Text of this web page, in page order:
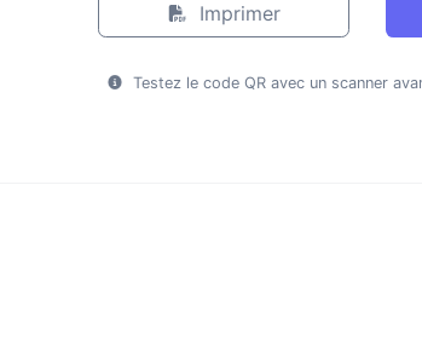
Imprimer
Testez le code QR avec un scanner